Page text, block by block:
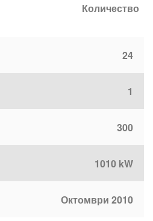
Количество
24
1
300
1010 kW
Октомври 2010